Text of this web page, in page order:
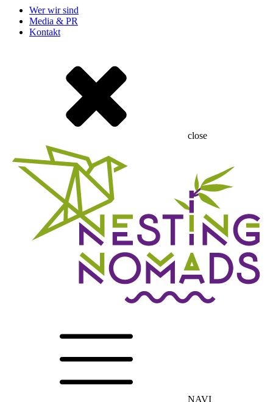
Wer wir sind
Media & PR
Kontakt
close
NAVI